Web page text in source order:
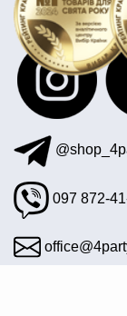
пин ап
аксессуары к
097 872-